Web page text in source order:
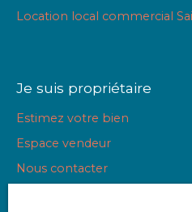
Location local commercial
Je suis propriétaire
Estimez votre bien
Espace vendeur
Nous contacter